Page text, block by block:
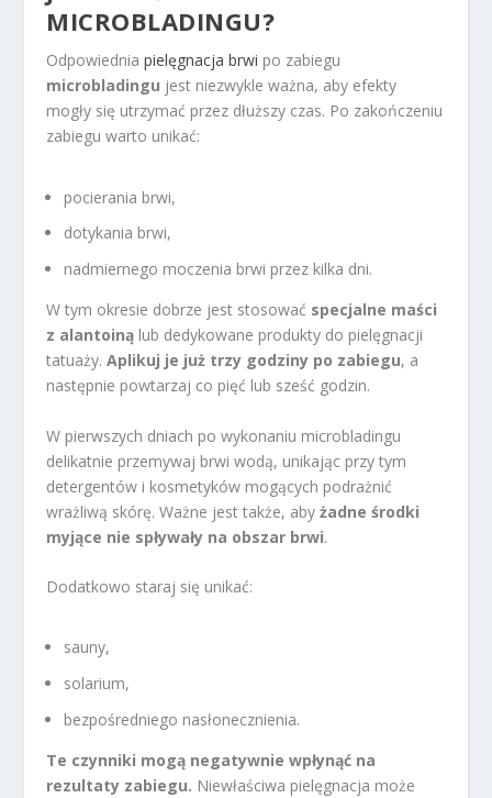
MICROBLADINGU?
Odpowiedniapielęgnacja brwi po zabiegu
microbladingu jest niezwykle ważna, aby efekty
mogły się utrzymać przez dłuższy czas. Po zakończeniu
zabiegu warto unikać:
pocierania brwi,
dotykania brwi,
nadmiernego moczenia brwi przez kilka dni.
W tym okresie dobrze jest stosować specjalne maści
z alantoiną lub dedykowane produkty do pielęgnacji
tatuaży.Aplikuj je już trzy godziny po zabiegu, a
następnie powtarzaj co pięć lub sześć godzin.
W pierwszych dniach po wykonaniu microbladingu
delikatnie przemywaj brwi wodą, unikając przy tym
detergentów i kosmetyków mogących podrażnić
wrażliwą skórę. Ważne jest także, abyżadne środki
myjące nie spływały na obszar brwi.
Dodatkowo staraj się unikać:
sauny,
solarium,
bezpośredniego nasłonecznienia.
Te czynniki mogą negatywnie wpłynąć na
rezultaty zabiegu. Niewłaściwa pielęgnacja może